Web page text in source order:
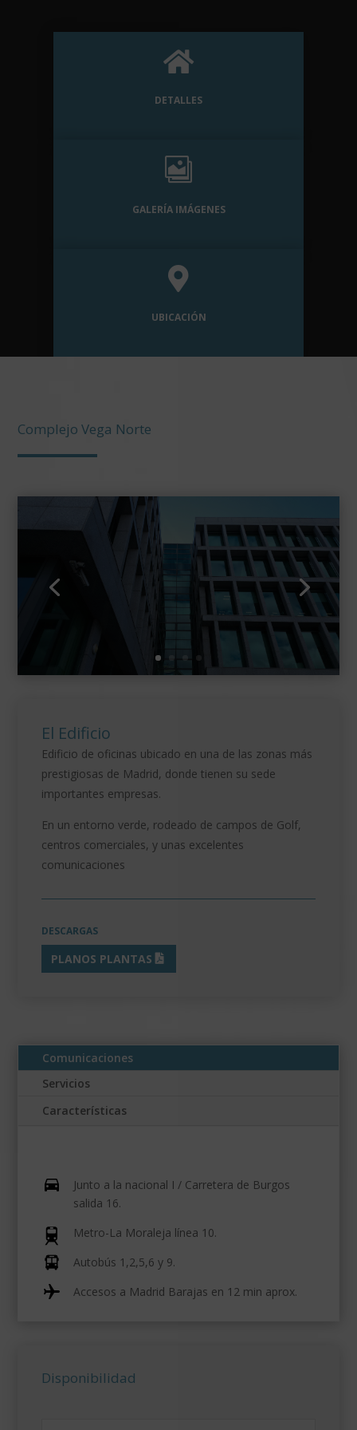

DETALLES

GALERÍA IMÁGENES

UBICACIÓN
Complejo Vega Norte
El Edificio
Edificio de oficinas ubicado en una de las zonas más
prestigiosas de Madrid, donde tienen su sede
importantes empresas.
En un entorno verde, rodeado de campos de Golf,
centros comerciales, y unas excelentes
comunicaciones
DESCARGAS
PLANOS PLANTAS
Comunicaciones
Servicios
Características
Junto a la nacional I / Carretera de Burgos
salida 16.
Metro-La Moraleja línea 10.
Autobús 1,2,5,6 y 9.
Accesos a Madrid Barajas en 12 min aprox.
Disponibilidad